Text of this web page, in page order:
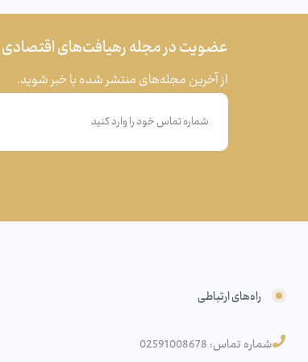
عضویت در مجله رهیافت‌های اقتصادی
از آخرین مجله‌های منتشر شده با خبر شوید.
راه‌های ارتباطی
شماره تماس: 02591008678